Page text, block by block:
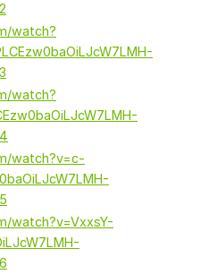
watch?
watch?
watch?v=c-
watch?v=VxxsY-